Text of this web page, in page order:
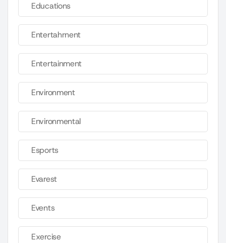
Educations
Entertahrnent
Entertainment
Environment
Environmental
Esports
Evarest
Events
Exercise